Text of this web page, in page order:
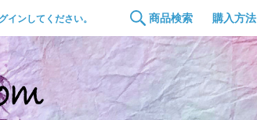
インしてください。 商品検索 購入方法